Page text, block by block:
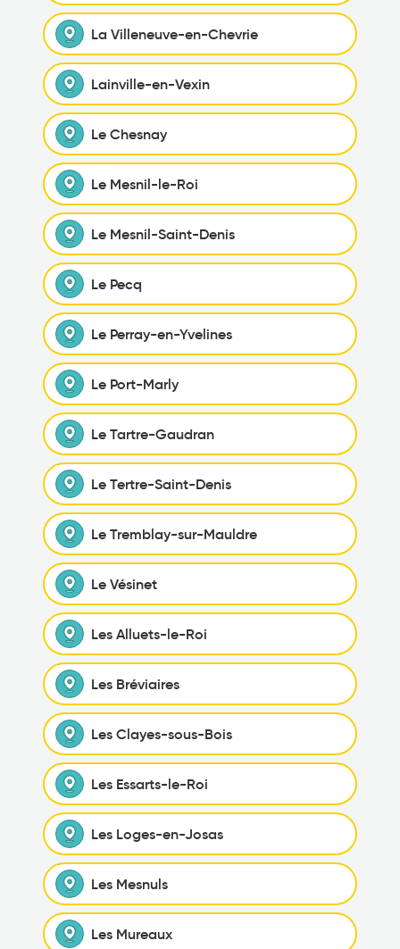
La Villeneuve-en-Chevrie
Lainville-en-Vexin
Le Chesnay
Le Mesnil-le-Roi
Le Mesnil-Saint-Denis
Le Pecq
Le Perray-en-Yvelines
Le Port-Marly
Le Tartre-Gaudran
Le Tertre-Saint-Denis
Le Tremblay-sur-Mauldre
Le Vésinet
Les Alluets-le-Roi
Les Bréviaires
Les Clayes-sous-Bois
Les Essarts-le-Roi
Les Loges-en-Josas
Les Mesnuls
Les Mureaux